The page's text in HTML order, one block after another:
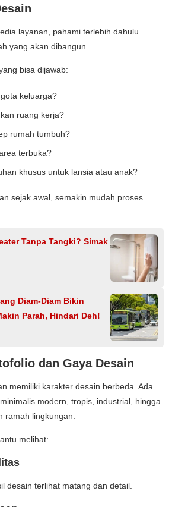
layanan, pahami terlebih dahulu
yang akan dibangun.
bisa dijawab:
keluarga?
ruang kerja?
rumah tumbuh?
terbuka?
khusus untuk lansia atau anak?
sejak awal, semakin mudah proses
Tanpa Tangki? Simak
Diam-Diam Bikin
Parah, Hindari Deh!
dan Gaya Desain
memiliki karakter desain berbeda. Ada
modern, tropis, industrial, hingga
ramah lingkungan.
melihat:
desain terlihat matang dan detail.